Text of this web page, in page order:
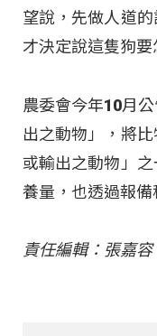
望說，先做人道
才決定說這隻狗要
農委會今年10月
出之動物」，將
或輸出之動物」
養量，也透過報備
責任編輯：張嘉容